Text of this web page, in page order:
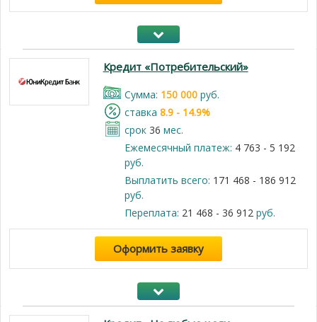
Кредит «Потребительский»
Cумма: 150 000руб.
cтавка 8.9 - 14.9%
срок 36 мес.
Ежемесячный платеж: 4 763 - 5 192
руб.
Выплатить всего: 171 468 - 186 912
руб.
Переплата: 21 468 - 36 912руб.
Оформить заявку